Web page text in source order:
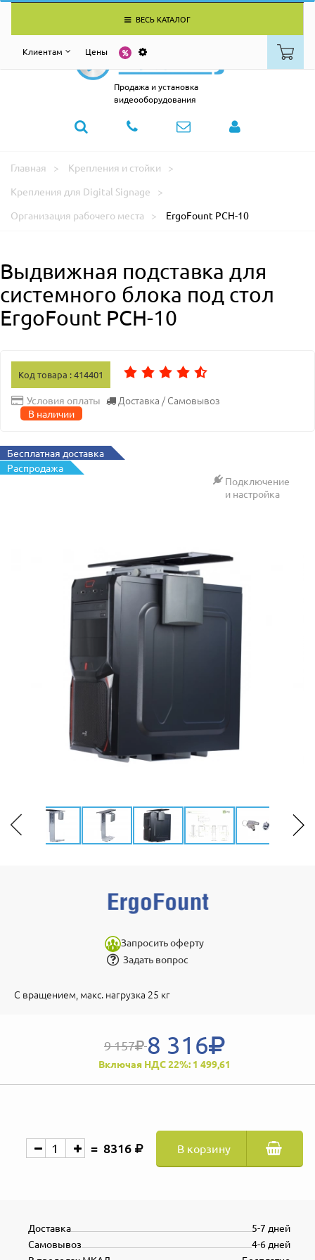
ВЕСЬ КАТАЛОГ
Клиентам Цены
Продажа и установка
видеооборудования
Главная
Крепления и стойки
Крепления для Digital Signage
Организация рабочего места
ErgoFount PCH-10
Выдвижная подставка для
системного блока под стол
ErgoFount PCH-10
Код товара : 414401
Условия оплаты Доставка / Самовывоз
В наличии
Бесплатная доставка
Распродажа
Подключение
и настройка
Запросить оферту
Задать вопрос
С вращением, макс. нагрузка 25 кг
9 157 8 316
Включая НДС 22%: 1 499,61
8316 В корзину
5-7 дней
Доставка
4-6 дней
Самовывоз